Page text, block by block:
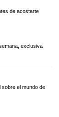
de acostarte
exclusiva
el mundo de